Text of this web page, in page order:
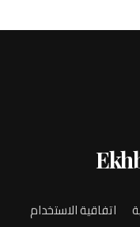
اتفاقية الاستخدام